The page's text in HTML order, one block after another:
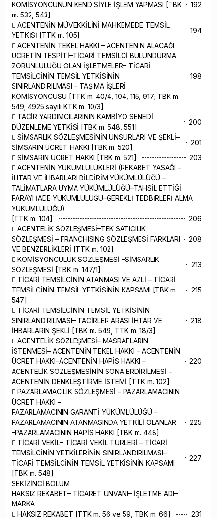
KOMİSYONCUNUN KENDİSİYLE İŞLEM YAPMASI [TBK
m. 532, 543]
192
 ACENTENİN MÜVEKKİLİNİ MAHKEMEDE TEMSİL
YETKİSİ [TTK m. 105]
194
 ACENTENİN TEKEL HAKKI – ACENTENİN ALACAĞI
ÜCRETİN TESPİTİ–TİCARİ TEMSİLCİ BULUNDURMA
ZORUNLULUĞU OLAN İŞLETMELER– TİCARİ
TEMSİLCİNİN TEMSİL YETKİSİNİN
SINIRLANDIRILMASI – TAŞIMA İŞLERİ
KOMİSYONCUSU [TTK m. 40/4, 104, 115, 917; TBK m.
549; 4925 sayılı KTK m. 10/3]
198
 TACİR YARDIMCILARININ KAMBİYO SENEDİ
DÜZENLEME YETKİSİ [TBK m. 548, 551]
200
 SİMSARLIK SÖZLEŞMESİNİN UNSURLARI VE ŞEKLİ–
SİMSARIN ÜCRET HAKKI [TBK m. 520]
201
 SİMSARIN ÜCRET HAKKI [TBK m. 521]
203
 ACENTENİN YÜKÜMLÜLÜKLERİ (REKABET YASAĞI –
İHTAR VE İHBARLARI BİLDİRİM YÜKÜMLÜLÜĞÜ –
TALİMATLARA UYMA YÜKÜMLÜLÜĞÜ–TAHSİL ETTİĞİ
PARAYI İADE YÜKÜMLÜLÜĞÜ–GEREKLİ TEDBİRLERİ ALMA
YÜKÜMLÜLÜĞÜ)
[TTK m. 104]
206
 ACENTELİK SÖZLEŞMESİ–TEK SATICILIK
SÖZLEŞMESİ – FRANCHISING SÖZLEŞMESİ FARKLARI
VE BENZERLİKLERİ [TTK m. 102]
208
 KOMİSYONCULUK SÖZLEŞMESİ –SİMSARLIK
SÖZLEŞMESİ [TBK m. 147/1]
213
 TİCARİ TEMSİLCİNİN ATANMASI VE AZLİ – TİCARİ
TEMSİLCİNİN TEMSİL YETKİSİNİN KAPSAMI [TBK m.
547]
215
 TİCARİ TEMSİLCİNİN TEMSİL YETKİSİNİN
SINIRLANDIRILMASI– TACİRLER ARASI İHTAR VE
İHBARLARIN ŞEKLİ [TBK m. 549, TTK m. 18/3]
218
 ACENTELİK SÖZLEŞMESİ– MASRAFLARIN
İSTENMESİ– ACENTENİN TEKEL HAKKI – ACENTENİN
ÜCRET HAKKI–ACENTENİN HAPİS HAKKI –
ACENTELİK SÖZLEŞMESİNİN SONA ERDİRİLMESİ –
ACENTENİN DENKLEŞTİRME İSTEMİ [TTK m. 102]
220
 PAZARLAMACILIK SÖZLEŞMESİ – PAZARLAMACININ
ÜCRET HAKKI –
PAZARLAMACININ GARANTİ YÜKÜMLÜLÜĞÜ –
PAZARLAMACININ ATANMASINDA YETKİLİ OLANLAR
–PAZARLAMACININ HAPİS HAKKI [TBK m. 448]
225
 TİCARİ VEKİL– TİCARİ VEKİL TÜRLERİ – TİCARİ
TEMSİLCİNİN YETKİLERİNİN SINIRLANDIRILMASI–
TİCARİ TEMSİLCİNİN TEMSİL YETKİSİNİN KAPSAMI
[TBK m. 548]
227
SEKİZİNCİ BÖLÜM
HAKSIZ REKABET– TİCARET ÜNVANI– İŞLETME ADI–
MARKA
 HAKSIZ REKABET [TTK m. 56 ve 59, TBK m. 66]
231